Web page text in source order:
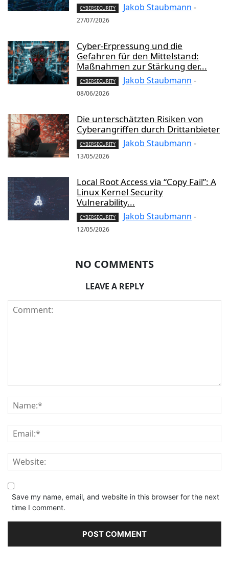
CYBERSECURITY Jakob Staubmann -
27/07/2026
Cyber-Erpressung und die
Gefahren für den Mittelstand:
Maßnahmen zur Stärkung der...
CYBERSECURITY Jakob Staubmann -
08/06/2026
Die unterschätzten Risiken von
Cyberangriffen durch Drittanbieter
CYBERSECURITY Jakob Staubmann -
13/05/2026
Local Root Access via “Copy Fail”: A
Linux Kernel Security
Vulnerability...
CYBERSECURITY Jakob Staubmann -
12/05/2026
NO COMMENTS
LEAVE A REPLY
Save my name, email, and website in this browser for the next
time I comment.